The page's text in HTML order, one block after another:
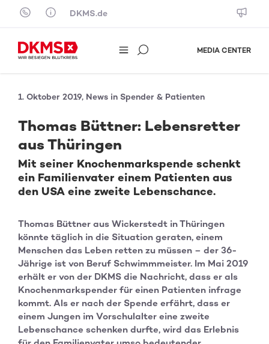
Skip to content
DKMS.de
MEDIA CENTER
1. Oktober 2019, News in Spender & Patienten
Thomas Büttner: Lebensretter
aus Thüringen
Mit seiner Knochenmarkspende schenkt
ein Familienvater einem Patienten aus
den USA eine zweite Lebenschance.
Thomas Büttner aus Wickerstedt in Thüringen
könnte täglich in die Situation geraten, einem
Menschen das Leben retten zu müssen – der 36-
Jährige ist von Beruf Schwimmmeister. Im Mai 2019
erhält er von der DKMS die Nachricht, dass er als
Knochenmarkspender für einen Patienten infrage
kommt. Als er nach der Spende erfährt, dass er
einem Jungen im Vorschulalter eine zweite
Lebenschance schenken durfte, wird das Erlebnis